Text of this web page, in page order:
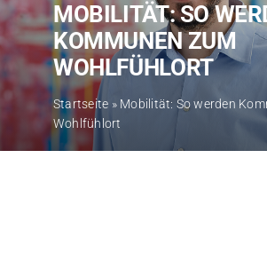
Hochschule Coburg
Regionalentwicklung
Entdecke die Region
Informationen für …
MOBILITÄT: SO
KOMMUNEN ZUM
WOHLFÜHLORT
Startseite » Mobilität: So werden
Wohlfühlort